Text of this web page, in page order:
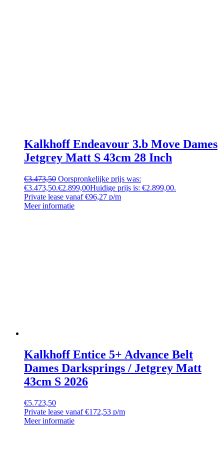
Kalkhoff Endeavour 3.b Move Dames
Jetgrey Matt S 43cm 28 Inch
€3.473,50 Oorspronkelijke prijs was:
€3.473,50.€2.899,00Huidige prijs is: €2.899,00.
Private lease vanaf €96,27 p/m
Meer informatie
Kalkhoff Entice 5+ Advance Belt
Dames Darksprings / Jetgrey Matt
43cm S 2026
€5.723,50
Private lease vanaf €172,53 p/m
Meer informatie